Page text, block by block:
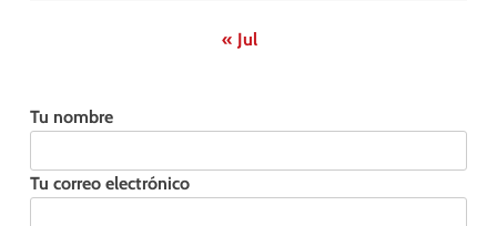
« Jul
Tu nombre
Tu correo electrónico